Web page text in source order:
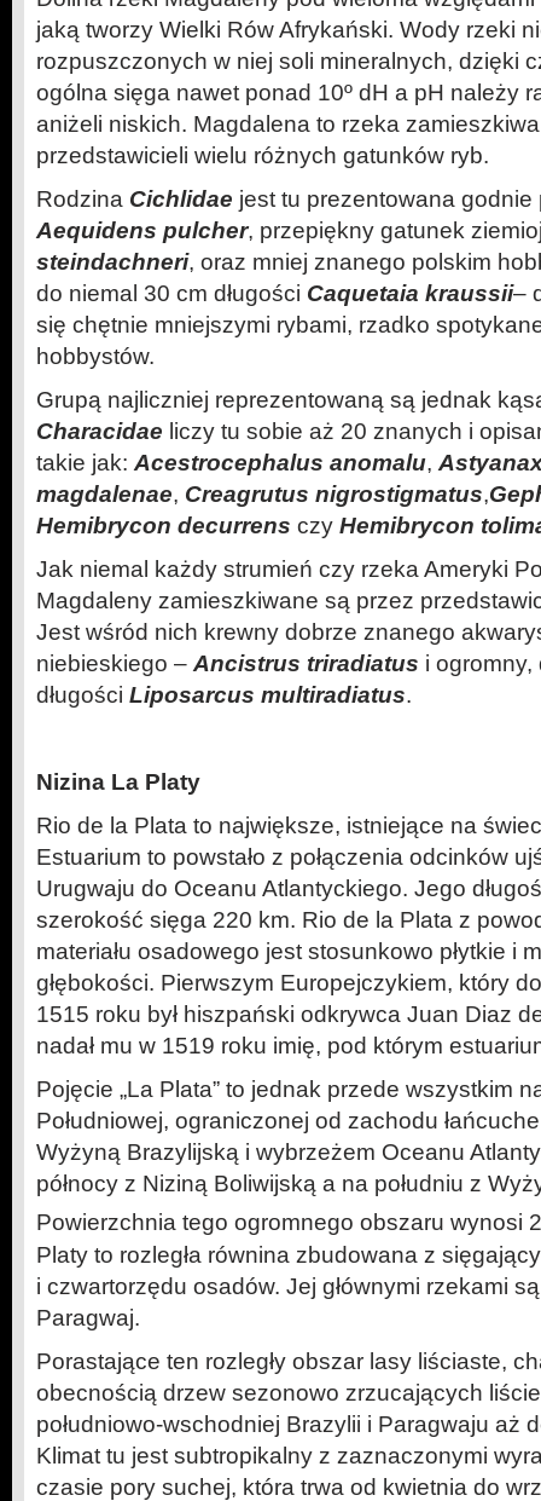
jaką tworzy Wielki Rów Afrykański. Wody rzeki
rozpuszczonych w niej soli mineralnych, dzięki
ogólna sięga nawet ponad 10º dH a pH należy
aniżeli niskich. Magdalena to rzeka
przedstawicieli wielu różnych gatunków ryb.
Rodzina Cichlidae jest tu prezentowana
Aequidens pulcher, przepiękny gatunek
steindachneri, oraz mniej znanego polskim
do niemal 30 cm długości Caquetaia kraussii–
się chętnie mniejszymi rybami, rzadko
hobbystów.
Grupą najliczniej reprezentowaną są jednak
Characidae liczy tu sobie aż 20 znanych i
takie jak:Acestrocephalus anomalu,
magdalenae, Creagrutus nigrostigmatus,
Hemibrycon decurrens czy Hemibrycon
Jak niemal każdy strumień czy rzeka Ameryki
Magdaleny zamieszkiwane są przez
Jest wśród nich krewny dobrze znanego
niebieskiego –Ancistrus triradiatus i
długości Liposarcus multiradiatus.
Nizina La Platy
Rio de la Plata to największe, istniejące na
Estuarium to powstało z połączenia odcinków
Urugwaju do Oceanu Atlantyckiego. Jego
szerokość sięga 220 km. Rio de la Plata z
materiału osadowego jest stosunkowo płytkie i
głębokości. Pierwszym Europejczykiem, który
1515 roku był hiszpański odkrywca Juan Diaz
nadał mu w 1519 roku imię, pod którym
Pojęcie „La Plata” to jednak przede wszystkim
Południowej, ograniczonej od zachodu
Wyżyną Brazylijską i wybrzeżem Oceanu
północy z Niziną Boliwijską a na południu z
Powierzchnia tego ogromnego obszaru wynosi
Platy to rozległa równina zbudowana z
i czwartorzędu osadów. Jej głównymi rzekami
Paragwaj.
Porastające ten rozległy obszar lasy liściaste,
obecnością drzew sezonowo zrzucających
południowo-wschodniej Brazylii i Paragwaju aż
Klimat tu jest subtropikalny z zaznaczonymi
czasie pory suchej, która trwa od kwietnia do